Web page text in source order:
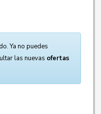
Ya no puedes
las nuevas ofertas